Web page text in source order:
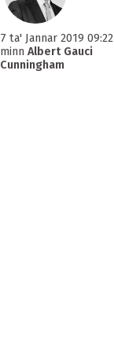
7 ta' Jannar 2019 09:22
minn Albert Gauci
Cunningham